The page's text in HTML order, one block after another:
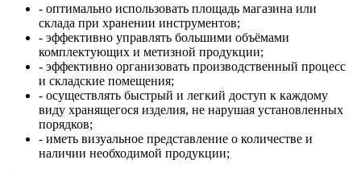
- оптимально использовать площадь магазина или
склада при хранении инструментов;
- эффективно управлять большими объёмами
комплектующих и метизной продукции;
- эффективно организовать производственный процесс
и складские помещения;
- осуществлять быстрый и легкий доступ к каждому
виду хранящегося изделия, не нарушая установленных
порядков;
- иметь визуальное представление о количестве и
наличии необходимой продукции;